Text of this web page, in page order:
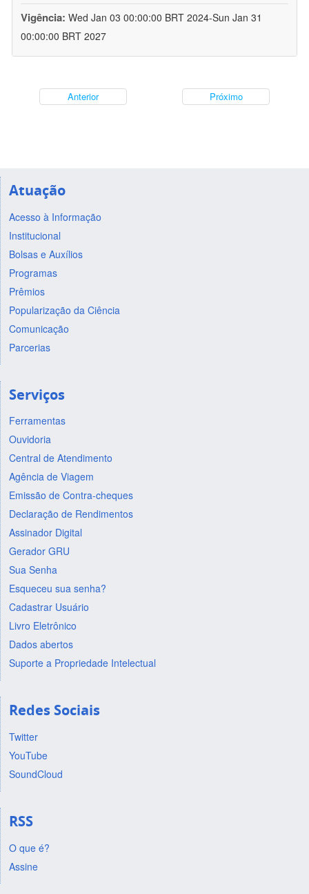
Vigência: Wed Jan 03 00:00:00 BRT 2024-Sun Jan 31
00:00:00 BRT 2027
Anterior Próximo
Atuação
Acesso à Informação
Institucional
Bolsas e Auxílios
Programas
Prêmios
Popularização da Ciência
Comunicação
Parcerias
Serviços
Ferramentas
Ouvidoria
Central de Atendimento
Agência de Viagem
Emissão de Contra-cheques
Declaração de Rendimentos
Assinador Digital
Gerador GRU
Sua Senha
Esqueceu sua senha?
Cadastrar Usuário
Livro Eletrônico
Dados abertos
Suporte a Propriedade Intelectual
Redes Sociais
Twitter
YouTube
SoundCloud
RSS
O que é?
Assine